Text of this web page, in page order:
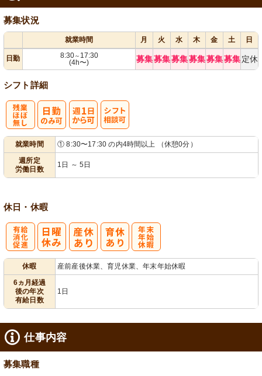
募集状況
就業時間 月 火 水 木 金 土 日
日勤 8:30～ 17:30
(4h〜)
募集募集募集募集募集募集 定休
シフト詳細
就業時間
① 8:30〜17:30 の内4時間以上 （休憩0分）
週所定
労働日数
1日 ～ 5日
休日・休暇
休暇
産前産後休業、育児休業、年末年始休暇
6ヵ月経過
後の年次
有給日数
1日
仕事内容
募集職種